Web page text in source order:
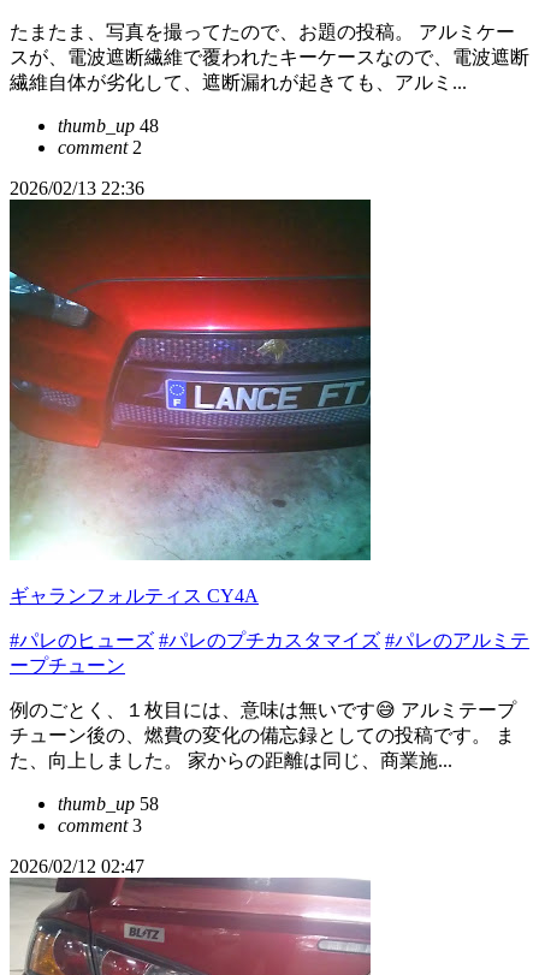
たまたま、写真を撮ってたので、お題の投稿。 アルミケー
スが、電波遮断繊維で覆われたキーケースなので、電波遮断
繊維自体が劣化して、遮断漏れが起きても、アルミ...
thumb_up 48
comment2
2026/02/13 22:36
ギャランフォルティス CY4A
#パレのヒューズ #パレのプチカスタマイズ #パレのアルミテ
ープチューン
例のごとく、１枚目には、意味は無いです😅 アルミテープ
チューン後の、燃費の変化の備忘録としての投稿です。 ま
た、向上しました。 家からの距離は同じ、商業施...
thumb_up 58
comment3
2026/02/12 02:47